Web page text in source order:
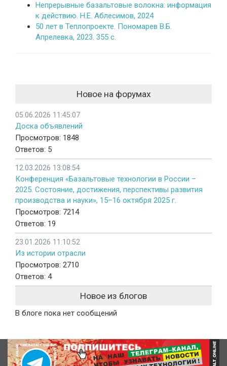
Непрерывные базальтовые волокна: информация
к действию. Н.Е. Аблесимов, 2024
50 лет в Теплопроекте. Пономарев В.Б.
Апрелевка, 2023. 355 с.
Новое на форумах
05.06.2026 11:45:07
Доска объявлений
Просмотров: 1848
Ответов: 5
12.03.2026 13:08:54
Конференция «Базальтовые технологии в России –
2025. Состояние, достижения, перспективы развития
производства и науки», 15–16 октября 2025 г.
Просмотров: 7214
Ответов: 19
23.01.2026 11:10:52
Из истории отрасли
Просмотров: 2710
Ответов: 4
Новое из блогов
В блоге пока нет сообщений